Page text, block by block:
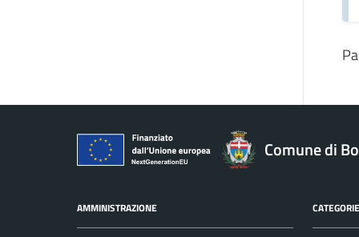
Comune di
AMMINISTRAZIONE